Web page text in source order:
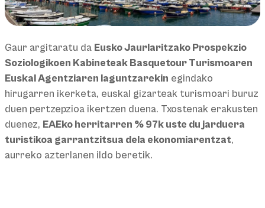
Gaur argitaratu da Eusko Jaurlaritzako Prospekzio
Soziologikoen Kabineteak Basquetour Turismoaren
Euskal Agentziaren laguntzarekin egindako
hirugarren ikerketa, euskal gizarteak turismoari buruz
duen pertzepzioa ikertzen duena. Txostenak erakusten
duenez, EAEko herritarren % 97k uste du jarduera
turistikoa garrantzitsua dela ekonomiarentzat,
aurreko azterlanen ildo beretik.